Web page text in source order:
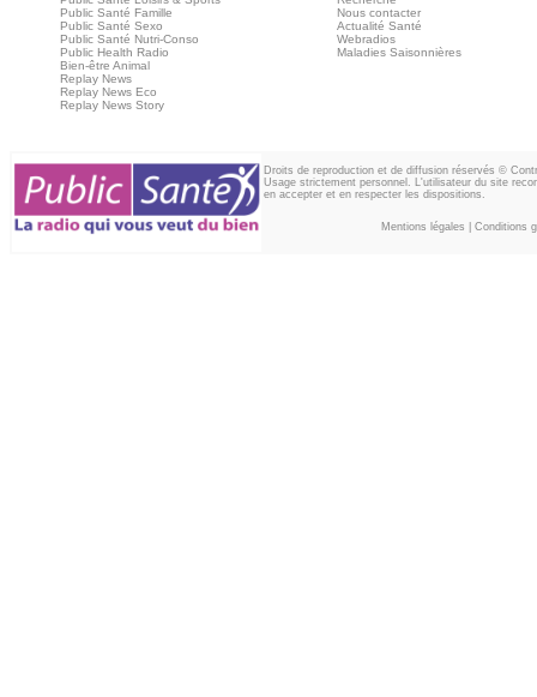
Public Santé Famille
Public Santé Sexo
Public Santé Nutri-Conso
Public Health Radio
Bien-être Animal
Replay News
Replay News Eco
Replay News Story
Nous contacter
Actualité Santé
Webradios
Maladies Saisonnières
Droits de reproduction et de diffusion réservés ©
Usage strictement personnel. L'utilisateur du site
en accepter et en respecter les dispositions.
Mentions légales Conditions